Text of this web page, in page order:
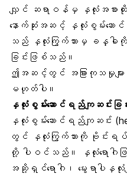
လျှင် ဆရာဝန်မှ နှလုံးအစားထို
နောက်ဆုံးအဆင့် နှလုံးစွမ်းဆောင်
သည် နှလုံးကြွက်သားမှ ခန္ဓါ
ခြင်းဖြစ်သည်။
ဤအဆင့်တွင် အခြားကုသမှုမျ
မဟုတ်ပါ။
နှလုံးစွမ်းဆောင်ရည်ကျဆင်းခြင်း
နှလုံးစွမ်းဆောင်ရည်ကျဆင်း
တွင် နှလုံးကြွက်သားကို ဗိုင်းရပ်
တို့ ပါဝင်သည်။ နှလုံးရောဂါဖ
အဆို့ရှင်ရောဂါ၊ မွေးရာပါ